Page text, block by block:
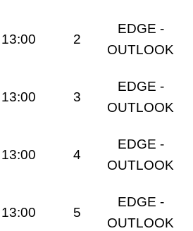
13:00 2
EDGE -
OUTLOOK
13:00 3
EDGE -
OUTLOOK
13:00 4
EDGE -
OUTLOOK
13:00 5
EDGE -
OUTLOOK